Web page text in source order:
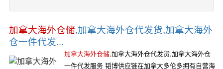
加拿大海外仓储,加拿大海外仓代发货,加拿大海外
仓一件代发...
加拿大海外仓储,加拿大海外仓代发货,加拿大海外仓
一件代发服务 韬博供应链在加拿大多伦多拥有自营海